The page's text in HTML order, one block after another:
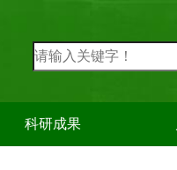
科研成果